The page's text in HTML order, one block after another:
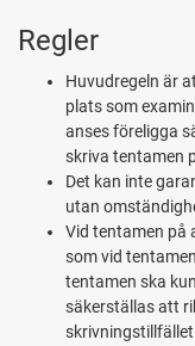
Regler
Huvudregeln är
plats som
anses föreligga
skriva tentamen
Det kan inte
utan
Vid tentamen på
som vid
tentamen ska
säkerställas att